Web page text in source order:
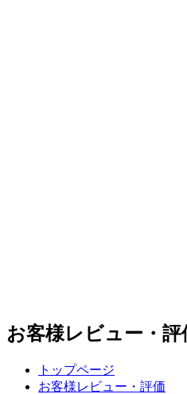
お客様レビュー・評
トップページ
お客様レビュー・評価